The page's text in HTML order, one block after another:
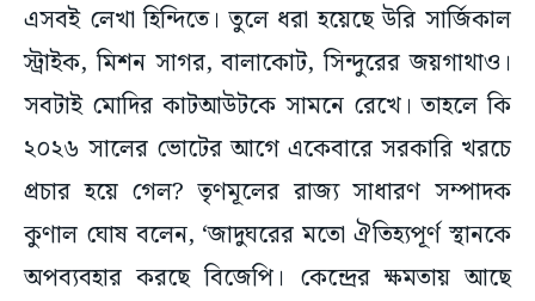
এসবই লেখা হিন্দিতে। তুলে ধরা হয়েছে উরি সার্জিকাল
স্ট্রাইক, মিশন সাগর, বালাকোট, সিন্দুরের জয়গাথাও।
সবটাই মোদির কাটআউটকে সামনে রেখে। তাহলে কি
২০২৬ সালের ভোটের আগে একেবারে সরকারি খরচে
প্রচার হয়ে গেল? তৃণমূলের রাজ্য সাধারণ সম্পাদক
কুণাল ঘোষ বলেন, ‘জাদুঘরের মতো ঐতিহ্যপূর্ণ স্থানকে
অপব্যবহার করছে বিজেপি। কেন্দ্রের ক্ষমতায় আছে